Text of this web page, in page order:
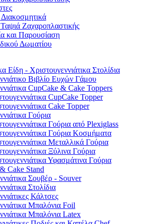
Ζαχαροπλαστικής
και Παρουσίαση
Δωματίου
Είδη - Χριστουγεννιάτικα Στολίδια
Βιβλίο Ευχών Γάμου
CupCake & Cake Toppers
CupCake Topper
Cake Topper
Γούρια
Γούρια από Plexiglass
Γούρια Κοσμήματα
Μεταλλικά Γούρια
Ξύλινα Γούρια
Υφασμάτινα Γούρια
Cake Stand
Σουβέρ - Souver
Στολίδια
Κάλτσες
Μπαλόνια Foil
Μπαλόνια Latex